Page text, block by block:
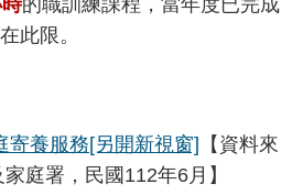
此限。
寄養服務[另開新視窗] 【資料來
庭署，民國112年6月】